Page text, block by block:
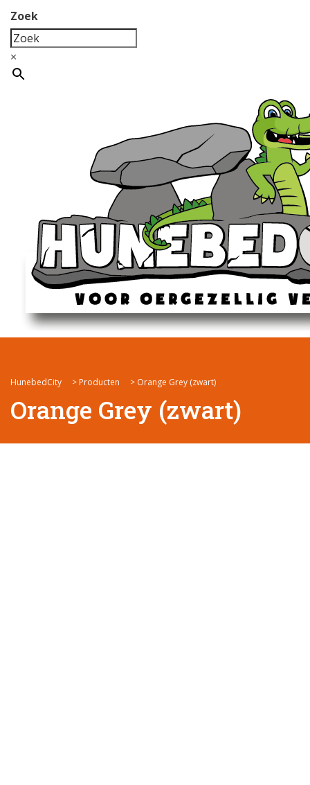
Zoek
×
HunebedCity > Producten > Orange Grey (zwart)
Orange Grey (zwart)